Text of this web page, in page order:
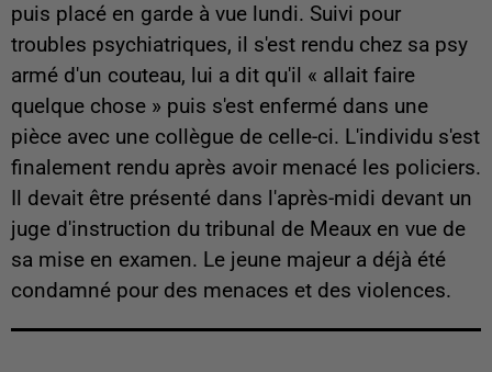
puis placé en garde à vue lundi. Suivi pour
troubles psychiatriques, il s'est rendu chez sa psy
armé d'un couteau, lui a dit qu'il « allait faire
quelque chose » puis s'est enfermé dans une
pièce avec une collègue de celle-ci. L'individu s'est
finalement rendu après avoir menacé les policiers.
Il devait être présenté dans l'après-midi devant un
juge d'instruction du tribunal de Meaux en vue de
sa mise en examen. Le jeune majeur a déjà été
condamné pour des menaces et des violences.